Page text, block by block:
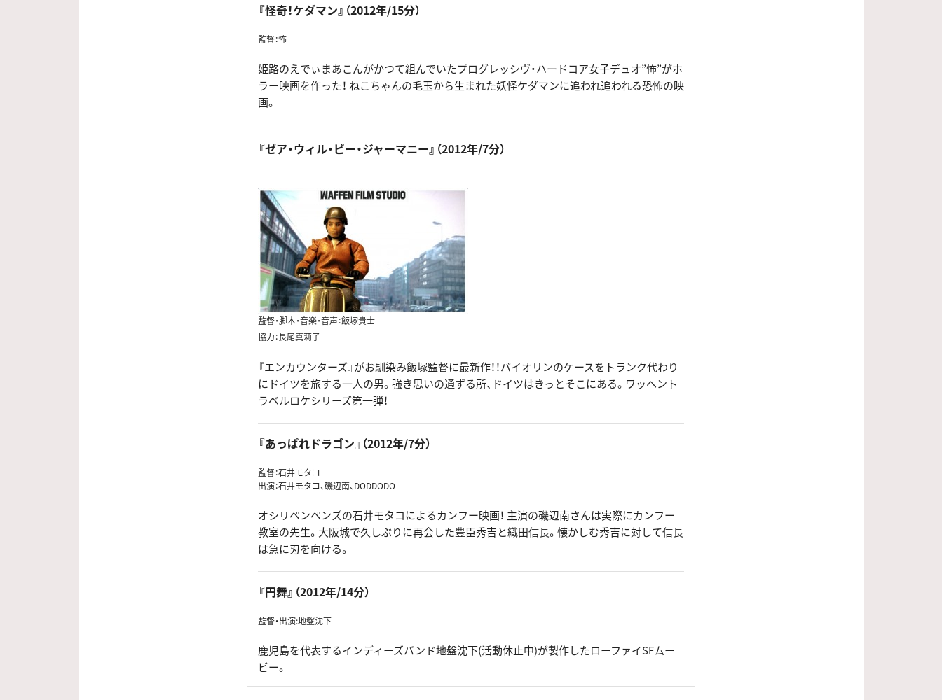
『怪奇！ケダマン』（2012年/15分）
監督：怖
姫路のえでぃまあこんがかつて組んでいたプログレッシヴ・ハードコア女子デュオ”怖”がホ
ラー映画を作った！ ねこちゃんの毛玉から生まれた妖怪ケダマンに追われ追われる恐怖の映
画。
『ゼア・ウィル・ビー・ジャーマニー』（2012年/7分）
監督・脚本・音楽・音声：飯塚貴士
協力：長尾真莉子
『エンカウンターズ』がお馴染み飯塚監督に最新作！！バイオリンのケースをトランク代わり
にドイツを旅する一人の男。強き思いの通ずる所、ドイツはきっとそこにある。ワッヘント
ラベルロケシリーズ第一弾！
『あっぱれドラゴン』（2012年/7分）
監督：石井モタコ
出演：石井モタコ、磯辺南、DODDODO
オシリペンペンズの石井モタコによるカンフー映画！ 主演の磯辺南さんは実際にカンフー
教室の先生。大阪城で久しぶりに再会した豊臣秀吉と織田信長。懐かしむ秀吉に対して信長
は急に刃を向ける。
『円舞』（2012年/14分）
監督・出演:地盤沈下
鹿児島を代表するインディーズバンド地盤沈下(活動休止中)が製作したローファイSFムー
ビー。